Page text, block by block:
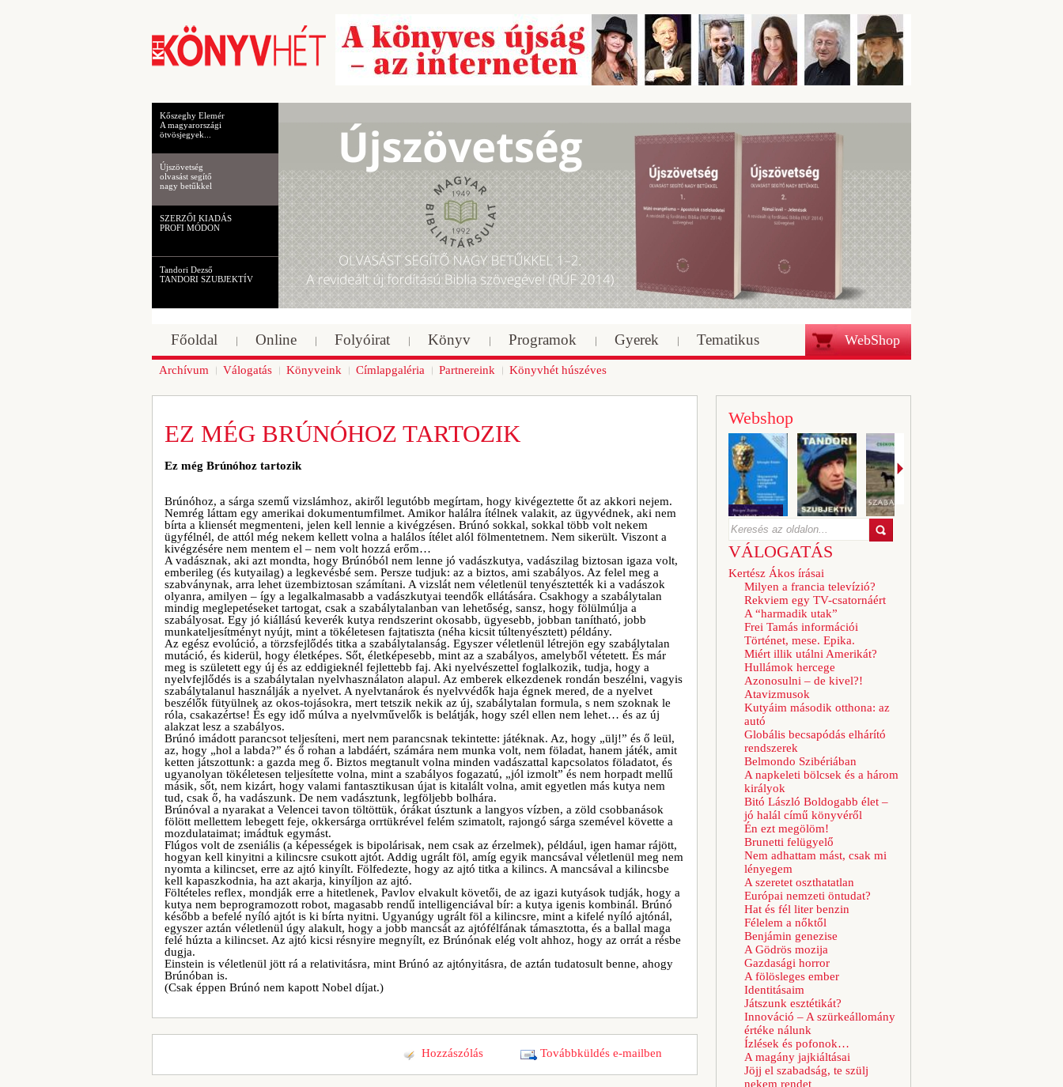
Kőszeghy Elemér
A magyarországi
ötvösjegyek...
Újszövetség
olvasást segítő
nagy betűkkel
SZERZŐI KIADÁS
PROFI MÓDON
Tandori Dezső
TANDORI SZUBJEKTÍV
WebShop
Főoldal Online Folyóirat Könyv Programok Gyerek Tematikus
Archívum Válogatás Könyveink Címlapgaléria Partnereink Könyvhét húszéves
EZ MÉG BRÚNÓHOZ TARTOZIK
Ez még Brúnóhoz tartozik
Brúnóhoz, a sárga szemű vizslámhoz, akiről legutóbb megírtam, hogy kivégeztette őt az akkori nejem.
Nemrég láttam egy amerikai dokumentumfilmet. Amikor halálra ítélnek valakit, az ügyvédnek, aki nem
bírta a kliensét megmenteni, jelen kell lennie a kivégzésen. Brúnó sokkal, sokkal több volt nekem
ügyfélnél, de attól még nekem kellett volna a halálos ítélet alól fölmentetnem. Nem sikerült. Viszont a
kivégzésére nem mentem el – nem volt hozzá erőm…
A vadásznak, aki azt mondta, hogy Brúnóból nem lenne jó vadászkutya, vadászilag biztosan igaza volt,
emberileg (és kutyailag) a legkevésbé sem. Persze tudjuk: az a biztos, ami szabályos. Az felel meg a
szabványnak, arra lehet üzembiztosan számítani. A vizslát nem véletlenül tenyésztették ki a vadászok
olyanra, amilyen – így a legalkalmasabb a vadászkutyai teendők ellátására. Csakhogy a szabálytalan
mindig meglepetéseket tartogat, csak a szabálytalanban van lehetőség, sansz, hogy fölülmúlja a
szabályosat. Egy jó kiállású keverék kutya rendszerint okosabb, ügyesebb, jobban tanítható, jobb
munkateljesítményt nyújt, mint a tökéletesen fajtatiszta (néha kicsit túltenyésztett) példány.
Az egész evolúció, a törzsfejlődés titka a szabálytalanság. Egyszer véletlenül létrejön egy szabálytalan
mutáció, és kiderül, hogy életképes. Sőt, életképesebb, mint az a szabályos, amelyből vétetett. És már
meg is született egy új és az eddigieknél fejlettebb faj. Aki nyelvészettel foglalkozik, tudja, hogy a
nyelvfejlődés is a szabálytalan nyelvhasználaton alapul. Az emberek elkezdenek rondán beszélni, vagyis
szabálytalanul használják a nyelvet. A nyelvtanárok és nyelvvédők haja égnek mered, de a nyelvet
beszélők fütyülnek az okos-tojásokra, mert tetszik nekik az új, szabálytalan formula, s nem szoknak le
róla, csakazértse! És egy idő múlva a nyelvművelők is belátják, hogy szél ellen nem lehet… és az új
alakzat lesz a szabályos.
Brúnó imádott parancsot teljesíteni, mert nem parancsnak tekintette: játéknak. Az, hogy „ülj!” és ő leül,
az, hogy „hol a labda?” és ő rohan a labdáért, számára nem munka volt, nem föladat, hanem játék, amit
ketten játszottunk: a gazda meg ő. Biztos megtanult volna minden vadászattal kapcsolatos föladatot, és
ugyanolyan tökéletesen teljesítette volna, mint a szabályos fogazatú, „jól izmolt” és nem horpadt mellű
másik, sőt, nem kizárt, hogy valami fantasztikusan újat is kitalált volna, amit egyetlen más kutya nem
tud, csak ő, ha vadászunk. De nem vadásztunk, legföljebb bolhára.
Brúnóval a nyarakat a Velencei tavon töltöttük, órákat úsztunk a langyos vízben, a zöld csobbanások
fölött mellettem lebegett feje, okkersárga orrtükrével felém szimatolt, rajongó sárga szemével követte a
mozdulataimat; imádtuk egymást.
Flúgos volt de zseniális (a képességek is bipolárisak, nem csak az érzelmek), például, igen hamar rájött,
hogyan kell kinyitni a kilincsre csukott ajtót. Addig ugrált föl, amíg egyik mancsával véletlenül meg nem
nyomta a kilincset, erre az ajtó kinyílt. Fölfedezte, hogy az ajtó titka a kilincs. A mancsával a kilincsbe
kell kapaszkodnia, ha azt akarja, kinyíljon az ajtó.
Föltételes reflex, mondják erre a hitetlenek, Pavlov elvakult követői, de az igazi kutyások tudják, hogy a
kutya nem beprogramozott robot, magasabb rendű intelligenciával bír: a kutya igenis kombinál. Brúnó
később a befelé nyíló ajtót is ki bírta nyitni. Ugyanúgy ugrált föl a kilincsre, mint a kifelé nyíló ajtónál,
egyszer aztán véletlenül úgy alakult, hogy a jobb mancsát az ajtófélfának támasztotta, és a ballal maga
felé húzta a kilincset. Az ajtó kicsi résnyire megnyílt, ez Brúnónak elég volt ahhoz, hogy az orrát a résbe
dugja.
Einstein is véletlenül jött rá a relativitásra, mint Brúnó az ajtónyitásra, de aztán tudatosult benne, ahogy
Brúnóban is.
(Csak éppen Brúnó nem kapott Nobel díjat.)
Továbbküldés e-mailben
Hozzászólás
Webshop
VÁLOGATÁS
Kertész Ákos írásai
Milyen a francia televízió?
Rekviem egy TV-csatornáért
A “harmadik utak”
Frei Tamás információi
Történet, mese. Epika.
Miért illik utálni Amerikát?
Hullámok hercege
Azonosulni – de kivel?!
Atavizmusok
Kutyáim második otthona: az
autó
Globális becsapódás elhárító
rendszerek
Belmondo Szibériában
A napkeleti bölcsek és a három
királyok
Bitó László Boldogabb élet –
jó halál című könyvéről
Én ezt megölöm!
Brunetti felügyelő
Nem adhattam mást, csak mi
lényegem
A szeretet oszthatatlan
Európai nemzeti öntudat?
Hat és fél liter benzin
Félelem a nőktől
Benjámin genezise
A Gödrös mozija
Gazdasági horror
A fölösleges ember
Identitásaim
Játszunk esztétikát?
Innováció – A szürkeállomány
értéke nálunk
Ízlések és pofonok…
A magány jajkiáltásai
Jöjj el szabadság, te szülj
nekem rendet